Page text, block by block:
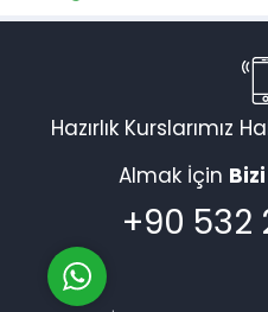
Hazırlık Kurslarımız
Almak İçin
+90 532
Cevap Yaz